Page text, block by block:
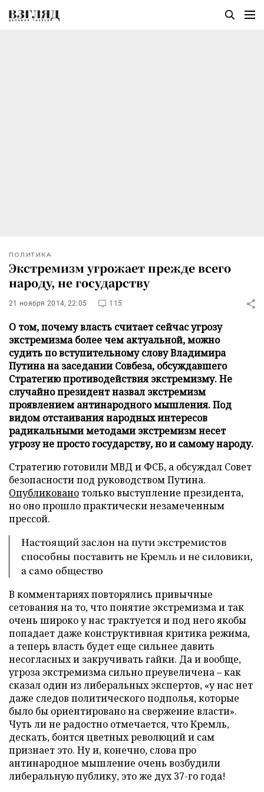
ПОЛИТИКА
Экстремизм угрожает прежде всего
народу, не государству
21 ноября 2014, 22:05 115
О том, почему власть считает сейчас угрозу
экстремизма более чем актуальной, можно
судить по вступительному слову Владимира
Путина на заседании Совбеза, обсуждавшего
Стратегию противодействия экстремизму. Не
случайно президент назвал экстремизм
проявлением антинародного мышления. Под
видом отстаивания народных интересов
радикальными методами экстремизм несет
угрозу не просто государству, но и самому народу.
Стратегию готовили МВД и ФСБ, а обсуждал Совет
безопасности под руководством Путина.
Опубликовано только выступление президента,
но оно прошло практически незамеченным
прессой.
Настоящий заслон на пути экстремистов
способны поставить не Кремль и не силовики,
а само общество
В комментариях повторялись привычные
сетования на то, что понятие экстремизма и так
очень широко у нас трактуется и под него якобы
попадает даже конструктивная критика режима,
а теперь власть будет еще сильнее давить
несогласных и закручивать гайки. Да и вообще,
угроза экстремизма сильно преувеличена – как
сказал один из либеральных экспертов, «у нас нет
даже следов политического подполья, которые
было бы ориентировано на свержение власти».
Чуть ли не радостно отмечается, что Кремль,
дескать, боится цветных революций и сам
признает это. Ну и, конечно, слова про
антинародное мышление очень возбудили
либеральную публику, это же дух 37-го года!